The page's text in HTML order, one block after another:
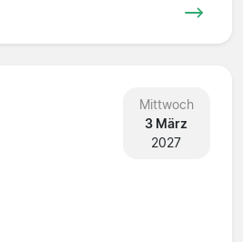
Mittwoch
3 März
2027